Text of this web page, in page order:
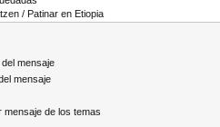
mensaje
mensaje
mensaje de los temas